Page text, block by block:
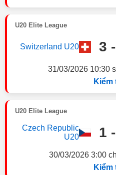
U20 Elite League
Switzerland U20 3
31/03/2026 10:30
Kiểm
U20 Elite League
Czech Republic
U20
1
30/03/2026 3:00
Kiểm